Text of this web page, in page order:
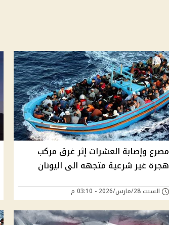
مصرع وإصابة العشرات إثر غرق مركب
هجرة غير شرعية متجهه الى اليونان
السبت 28/مارس/2026 - 03:10 م